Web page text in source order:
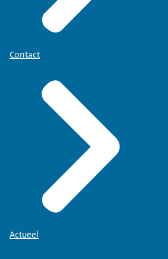
Contact
Actueel